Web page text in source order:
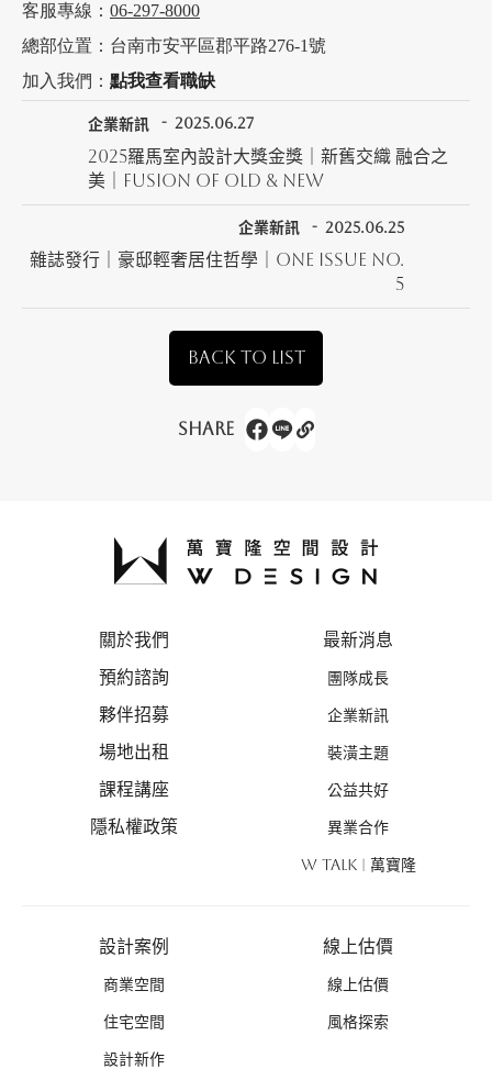
客服專線： 06-297-8000
總部位置：台南市安平區郡平路276-1號
加入我們： 點我查看職缺
企業新訊 2025.06.27
2025羅馬室內設計大獎金獎｜新舊交織 融合之
美｜Fusion of Old & New
企業新訊 2025.06.25
雜誌發行｜豪邸輕奢居住哲學｜ONE ISSUE NO.
5
BACK TO LIST
Share
關於我們
預約諮詢
夥伴招募
場地出租
課程講座
隱私權政策
最新消息
團隊成長
企業新訊
裝潢主題
公益共好
異業合作
W TALK | 萬寶隆
設計案例
商業空間
住宅空間
設計新作
線上估價
線上估價
風格探索